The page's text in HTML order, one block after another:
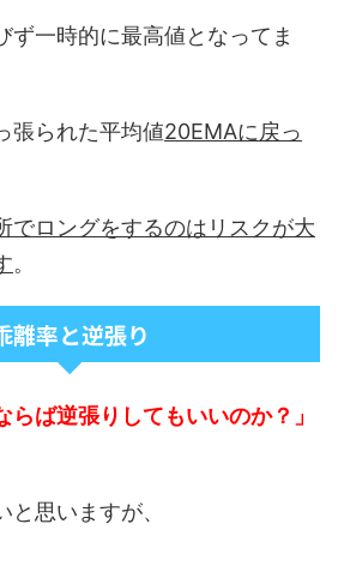
ず一時的に最高値となってま
張られた平均値20EMAに戻っ
でロングをするのはリスクが大
。
離率と逆張り
らば逆張りしてもいいのか？」
思いますが、